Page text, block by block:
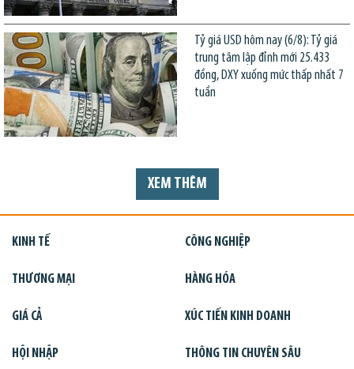
Tỷ giá USD hôm nay (6/8): Tỷ giá
trung tâm lập đỉnh mới 25.433
đồng, DXY xuống mức thấp nhất 7
tuần
XEM THÊM
KINH TẾ CÔNG NGHIỆP
THƯƠNG MẠI HÀNG HÓA
GIÁ CẢ XÚC TIẾN KINH DOANH
HỘI NHẬP THÔNG TIN CHUYÊN SÂU